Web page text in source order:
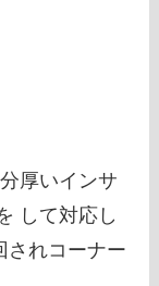
厚いインサ
して対応し
されコーナー